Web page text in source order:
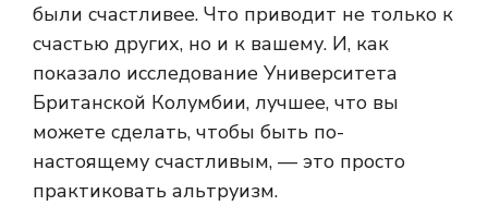
были счастливее. Что приводит не только к
счастью других, но и к вашему. И, как
показало исследование Университета
Британской Колумбии, лучшее, что вы
можете сделать, чтобы быть по-
настоящему счастливым, — это просто
практиковать альтруизм.